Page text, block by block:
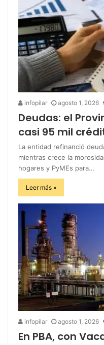
infopilar agosto 1, 2026
Deudas: el
casi 95 mil
La entidad refinanció
mientras crece la
hogares y PyMEs para…
Leer más »
infopilar agosto 1, 2026
En PBA, con